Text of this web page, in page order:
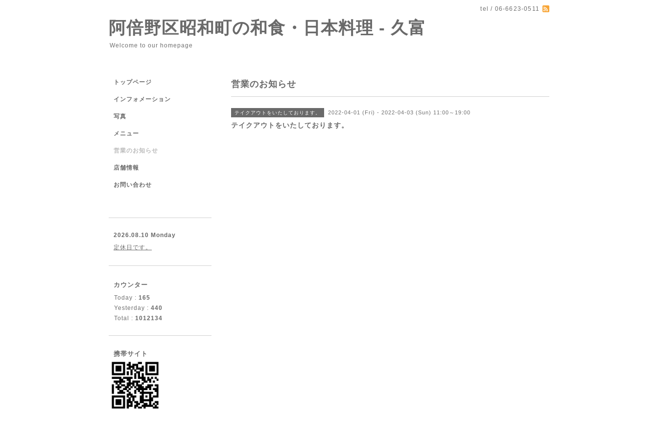
tel / 06-6623-0511
阿倍野区昭和町の和食・日本料理 - 久富
Welcome to our homepage
営業のお知らせ
テイクアウトをいたしております。 2022-04-01 (Fri) - 2022-04-03 (Sun) 11:00～19:00
テイクアウトをいたしております。
トップページ
インフォメーション
写真
メニュー
営業のお知らせ
店舗情報
お問い合わせ
2026.08.10 Monday
定休日です。
カウンター
Today : 165
Yesterday : 440
Total : 1012134
携帯サイト